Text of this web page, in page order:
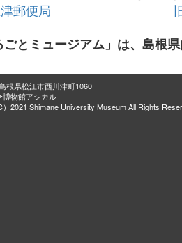
郵便局
ごとミュージアム」は、島根
根県松江市西川津町1060
博物館アシカル
2021 Shimane University Museum All Rights